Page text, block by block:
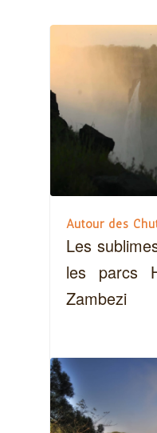
Autour des
Les
les parcs
Zambezi